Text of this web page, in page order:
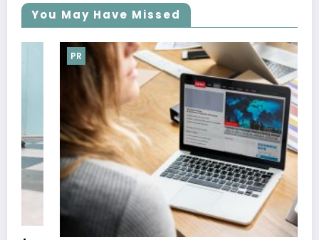
You May Have Missed